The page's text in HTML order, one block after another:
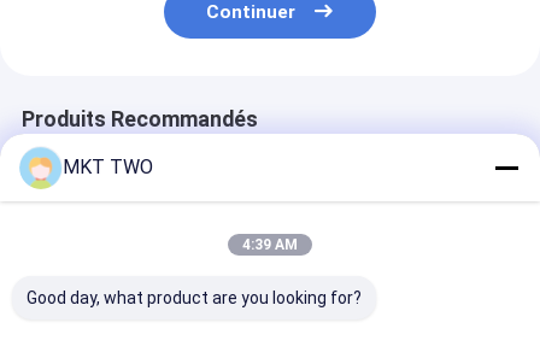
Continuer
Produits Recommandés
MKT TWO
4:39 AM
Good day, what product are you looking for?